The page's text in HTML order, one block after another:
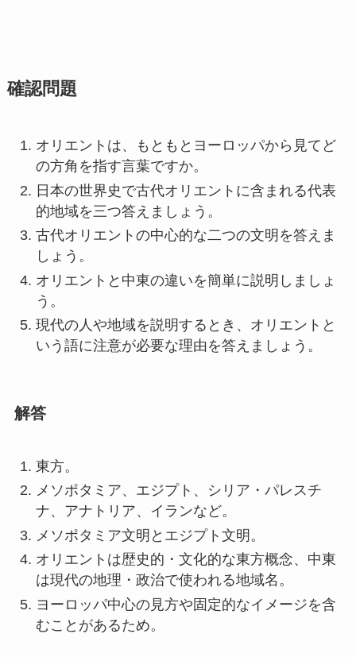
確認問題
オリエントは、もともとヨーロッパから見てど
の方角を指す言葉ですか。
日本の世界史で古代オリエントに含まれる代表
的地域を三つ答えましょう。
古代オリエントの中心的な二つの文明を答えま
しょう。
オリエントと中東の違いを簡単に説明しましょ
う。
現代の人や地域を説明するとき、オリエントと
いう語に注意が必要な理由を答えましょう。
解答
東方。
メソポタミア、エジプト、シリア・パレスチ
ナ、アナトリア、イランなど。
メソポタミア文明とエジプト文明。
オリエントは歴史的・文化的な東方概念、中東
は現代の地理・政治で使われる地域名。
ヨーロッパ中心の見方や固定的なイメージを含
むことがあるため。